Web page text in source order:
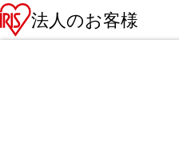
法人のお客様